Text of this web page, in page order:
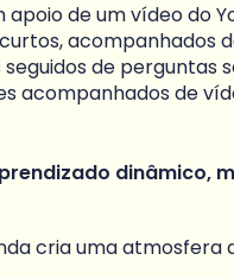
de um vídeo do
acompanhados
de
acompanhados de
dinâmico,
cria uma atmosfera